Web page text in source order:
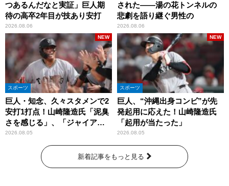
つあるんだなと実証」巨人期
待の高卒2年目が技あり安打
2026.08.06
された――湯の花トンネルの
悲劇を語り継ぐ男性の
2026.08.06
スポーツ
巨人・知念、久々スタメンで2
安打1打点！山崎隆造氏「泥臭
さを感じる」、「ジャイアン
ツには少ないタイプ」
2026.08.05
NEW
スポーツ
巨人、“沖縄出身コンビ”が先
発起用に応えた！山崎隆造氏
「起用が当たった」
2026.08.05
NEW
新着記事をもっと見る